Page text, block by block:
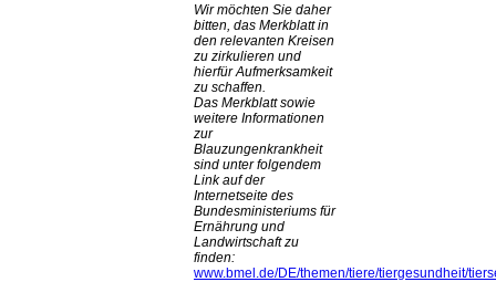
Wir möchten Sie daher
bitten, das Merkblatt in
den relevanten Kreisen
zu zirkulieren und
hierfür Aufmerksamkeit
zu schaffen.
Das Merkblatt sowie
weitere Informationen
zur
Blauzungenkrankheit
sind unter folgendem
Link auf der
Internetseite des
Bundesministeriums für
Ernährung und
Landwirtschaft zu
finden:
www.bmel.de/DE/themen/tiere/tiergesundheit/